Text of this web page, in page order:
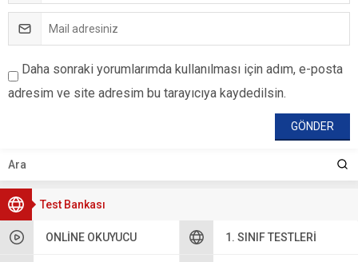
Test Bankası
ONLINE OKUYUCU 1. SINIF TESTLERI
Daha sonraki yorumlarımda kullanılması için adım, e-posta
adresim ve site adresim bu tarayıcıya kaydedilsin.